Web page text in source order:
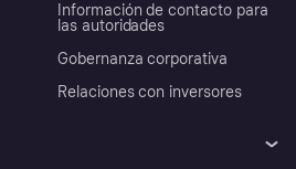
Información de contacto para
las autoridades
Gobernanza corporativa
Relaciones con inversores